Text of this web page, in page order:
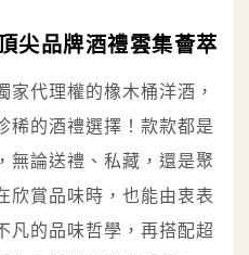
尖品牌酒禮雲集薈萃
家代理權的橡木桶洋酒，
稀的酒禮選擇！款款都是
無論送禮、私藏，還是聚
欣賞品味時，也能由衷表
凡的品味哲學，再搭配超